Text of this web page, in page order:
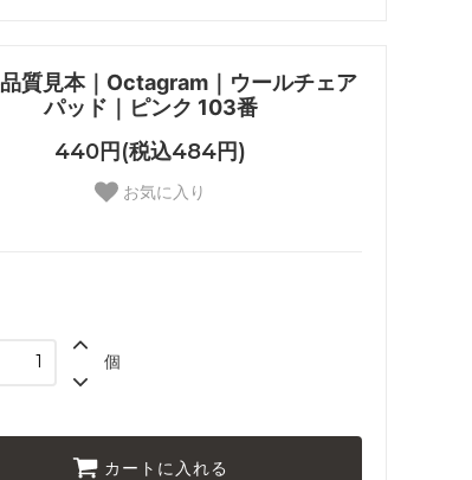
品質見本｜Octagram｜ウールチェア
パッド｜ピンク 103番
440円(税込484円)
お気に入り
個
カートに入れる